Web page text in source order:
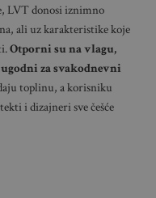
LVT donosi iznimno
ali uz karakteristike koje
Otporni su na vlagu,
za svakodnevni
toplinu, a korisniku
i dizajneri sve češće